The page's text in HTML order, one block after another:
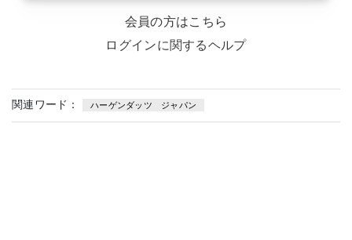
会員の方はこちら
ログインに関するヘルプ
関連ワード： ハーゲンダッツ ジャパン